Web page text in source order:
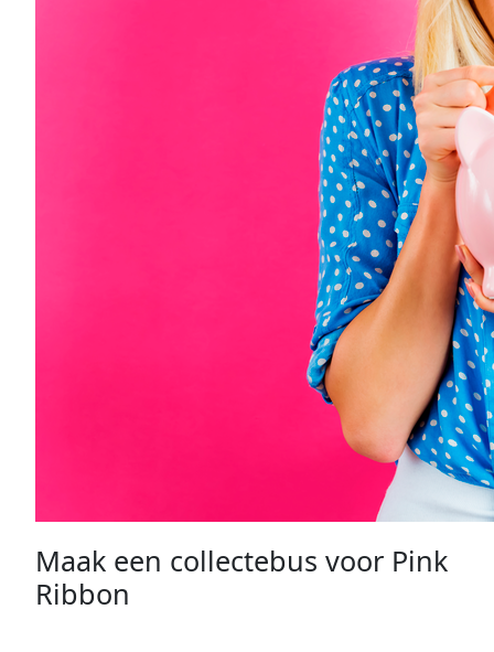
Maak een collectebus voor Pink
Ribbon